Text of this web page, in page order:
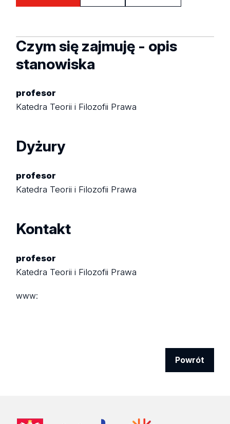
Czym się zajmuję - opis
stanowiska
profesor
Katedra Teorii i Filozofii Prawa
Dyżury
profesor
Katedra Teorii i Filozofii Prawa
Kontakt
profesor
Katedra Teorii i Filozofii Prawa
www:
Powrót